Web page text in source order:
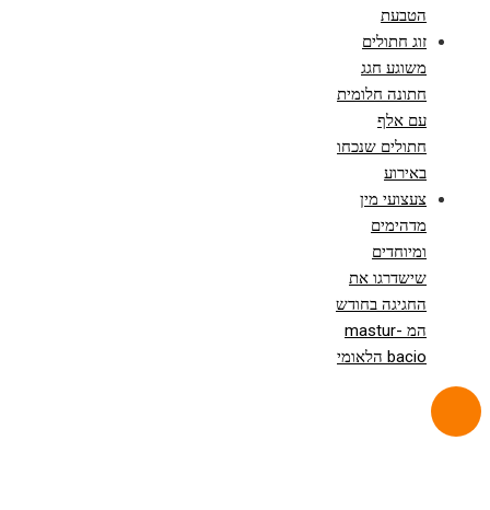
הטבעת
זוג חתולים
משוגע חגג
חתונה חלומית
עם אלף
חתולים שנכחו
באירוע
צעצועי מין
מדהימים
ומיוחדים
שישדרגו את
החגיגה בחודש
המ mastur-
bacio הלאומי